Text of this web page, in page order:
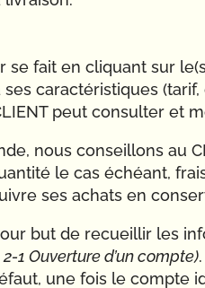
se fait en cliquant sur
caractéristiques
peut consulter et
nous conseillons au
le cas échéant,
ses achats en
but de recueillir les
1 Ouverture d’un compte)
une fois le compte